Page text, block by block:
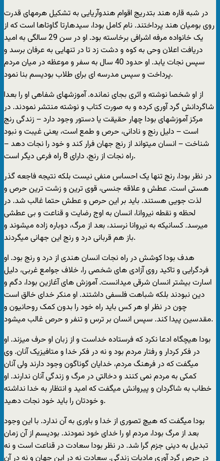
در شبه قاره هند بتدریج اقوام هندوآریایی به تشکیل هرمهای قدرت
روی بومیان هند پرداختند. نام کامل بودا، سیدهارتا گاوتاها است که از
یک خانواده مرفه اشرافی برخاسته بود. او در سن 29 سالگی به امید
دریافت اعلان وحی به کوه و دشت زد تا در تنهایی به عرفان برسد و
سپس نجات یابد. او حدود 40 سال به سفر و موعظه در میان مردم
پرداخت و سپس مدرسه ای برای طلاب بودیسم بنا نمود.
از او شخصا نوشته و اثری بجای نمانده. آموزشهای شفاهی او را بعدا
شاگردانش گرد آوری کرده و به صورت کتاب و نوشته منتشر نمودند. در
مرکز آموزشهای بودا چهار حقیقت یا دستور وجود دارد – زندگی رنج
است – دلیل رنج و نادانی، حرص و طمع است، یعنی غیبت و نبود
شناخت – انسان میتواند از رنج جهان فرار کند و خود را نجات دهد –
راه نجات از رنج، دارای 8 راه فرعی دیگر است.
در نظر بودا، رنج تنها یک احساس منفی نیست بلکه نتیجه فاجعه گذر
هستی است. عطش و علاقه جنسی، قوی ترین و زشت ترین حرص و
لذت جویی هستند. باید بر این حرص و عطش حتما غالب شد. در
لحظه و نقطه نیروانا، انسان به اوج رضایت و قناعت و بی عطشی
میرسد. کسانیکه به نیروانا نرسند، بعد از مرگ، دوباره زاده میشوند و
باز هم قربانی درد و رنج این جهانی میگردند.
هدف بودا کوشش در راه نجات انسان هندی از درد و رنج بود. او
فردگرایی و تاکید روی آزادی های شخصی را، خلاف جوامع غربی، دلیل
اسارت بیشتر انسان شرقی میدانست. آموزش های آغازین بودا، دگم و
دین نبودند بلکه شباهت فلسفی داشتند. او منکر خدای خالق است
چون در نظر او هر کس باید راه خود را بدون کمک روحانیون و
مقدسین پیدا کند. سپس انسان بر ترس و تنفر و حرص غالب میشود.
بودا هیچگاه ادعا نکرد که فرستاده خداست و از زبان او حرف میزند. او
در فکر کردار و رفتار مردم بود و نه در فکر خدا و متافیزیک آنان. وی
میگفت که در فرهنگ مردم، خدایان گوناگون وجود دارند ولی آنان
کمکی به مردم نمی کنند و دخالتی در مرگ و زندگی آنان ندارند. او
خطاب به شاگردان و پیروانش میگفت که امید و انتظار به خدا نداشته
و خودتان را باید خود نجات دهید.
بودا میگفت که هیچ تصوری از خدا و باوری به آن ندارد. با این وجود
بعد از مرگ بودا، مردم او را خدای خود نمودند. بودیسم از آن زمان
تبدیل به دینی جزم گرا شد. در نظر بودا سعادت در قناعت است و نه
در حرص گرد آوری مادیات زندگی. سعادت نه در این جهان و نه در آن